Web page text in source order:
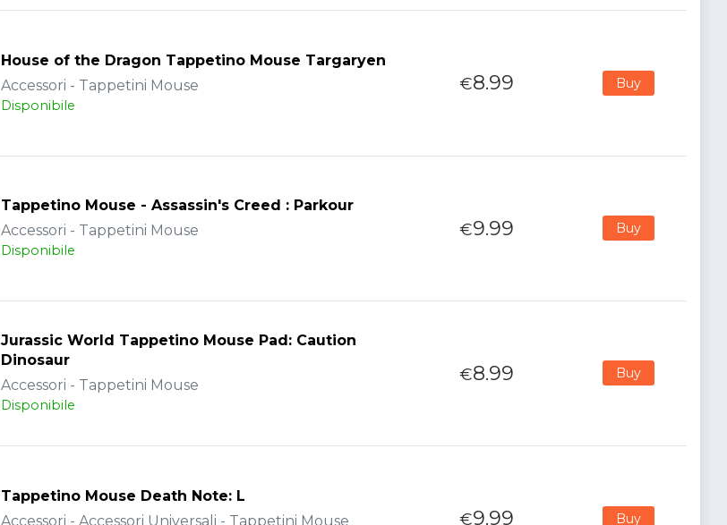
House of the Dragon Tappetino Mouse Targaryen
Accessori - Tappetini Mouse
Disponibile
€8.99 Buy
Tappetino Mouse - Assassin's Creed : Parkour
Accessori - Tappetini Mouse
Disponibile
€9.99 Buy
Jurassic World Tappetino Mouse Pad: Caution
Dinosaur
Accessori - Tappetini Mouse
Disponibile
€8.99 Buy
Tappetino Mouse Death Note: L
Accessori - Accessori Universali - Tappetini Mouse
€9.99 Buy